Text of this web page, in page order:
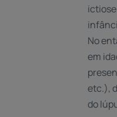
No
em
etc.),
do